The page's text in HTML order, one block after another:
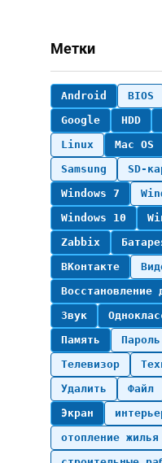
Метки
Android BIOS
Google
HDD
Linux
Mac OS
Samsung
SD-
Windows 7
Windows 10
Zabbix
ВКонтакте
Восстановление
Звук
Память
Пароль
Телевизор
Удалить
Файл
Экран
отопление жилья